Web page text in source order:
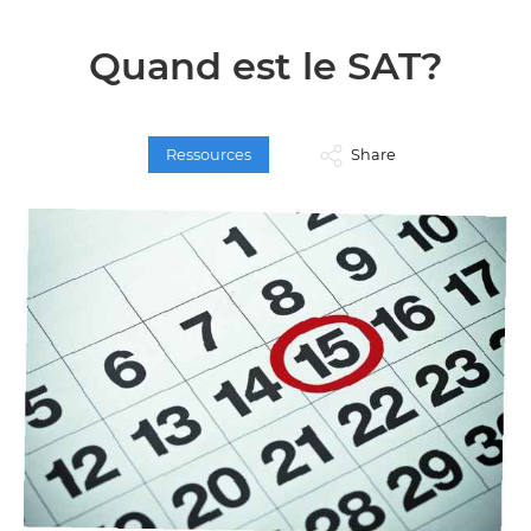
Quand est le SAT?
Ressources Share